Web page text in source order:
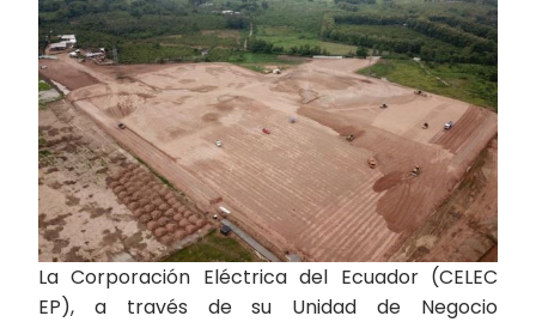
La Corporación Eléctrica del Ecuador (CELEC
EP), a través de su Unidad de Negocio